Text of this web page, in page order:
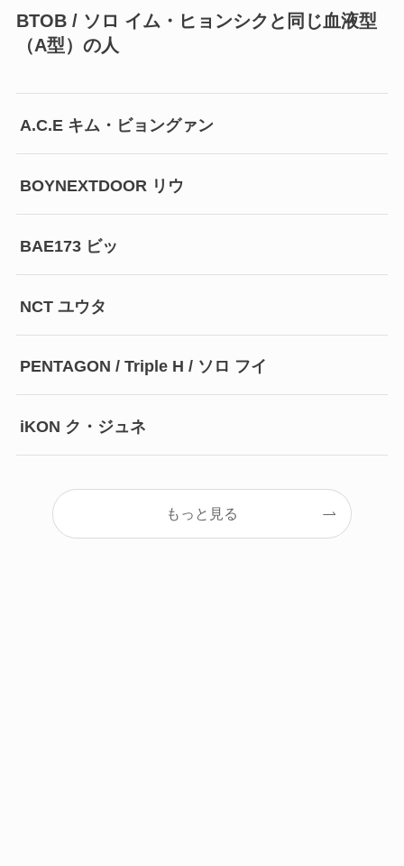
BTOB / ソロ イム・ヒョンシクと同じ血液型
（A型）の人
A.C.E キム・ビョングァン
BOYNEXTDOOR リウ
BAE173 ビッ
NCT ユウタ
PENTAGON / Triple H / ソロ フイ
iKON ク・ジュネ
もっと見る